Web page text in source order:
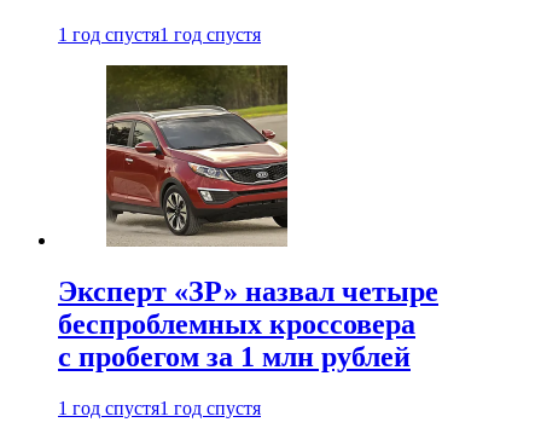
1 год спустя1 год спустя
Эксперт «ЗР» назвал четыре
беспроблемных кроссовера
с пробегом за 1 млн рублей
1 год спустя1 год спустя